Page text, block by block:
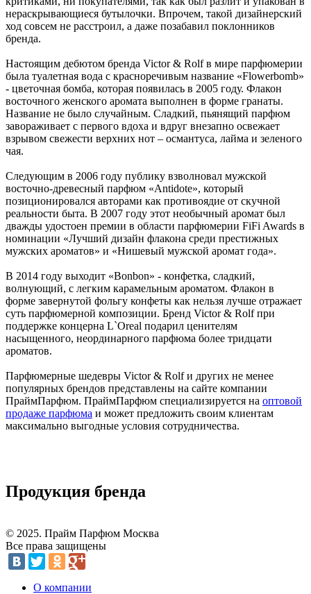
нераскрывающиеся бутылочки. Впрочем, такой дизайнерский
ход совсем не расстроил, а даже позабавил поклонников
бренда.
Настоящим дебютом бренда Victor & Rolf в мире парфюмерии
была туалетная вода с красноречивым название «Flowerbomb»
- цветочная бомба, которая появилась в 2005 году. Флакон
восточного женского аромата выполнен в форме гранаты.
Название не было случайным. Сладкий, пьянящий парфюм
завораживает с первого вдоха и вдруг внезапно освежает
взрывом свежести верхних нот – османтуса, лайма и зеленого
чая.
Следующим в 2006 году публику взволновал мужской
восточно-древесный парфюм «Antidote», который
позиционировался авторами как противоядие от скучной
реальности быта. В 2007 году этот необычный аромат был
дважды удостоен премии в области парфюмерии FiFi Awards в
номинации «Лучший дизайн флакона среди престижных
мужских ароматов» и «Нишевый мужской аромат года».
В 2014 году выходит «Bonbon» - конфетка, сладкий,
волнующий, с легким карамельным ароматом. Флакон в
форме завернутой фольгу конфеты как нельзя лучше отражает
суть парфюмерной композиции. Бренд Victor & Rolf при
поддержке концерна L`Oreal подарил ценителям
насыщенного, неординарного парфюма более тридцати
ароматов.
Парфюмерные шедевры Victor & Rolf и других не менее
популярных брендов представлены на сайте компании
ПраймПарфюм. ПраймПарфюм специализируется на оптовой
продаже парфюма и может предложить своим клиентам
максимально выгодные условия сотрудничества.
Продукция бренда
© 2025. Прайм Парфюм Москва
Все права защищены
О компании